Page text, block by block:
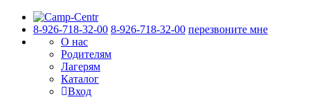
8-926-718-32-00 8-926-718-32-00 перезвоните мне
О нас
Родителям
Лагерям
Каталог
Вход